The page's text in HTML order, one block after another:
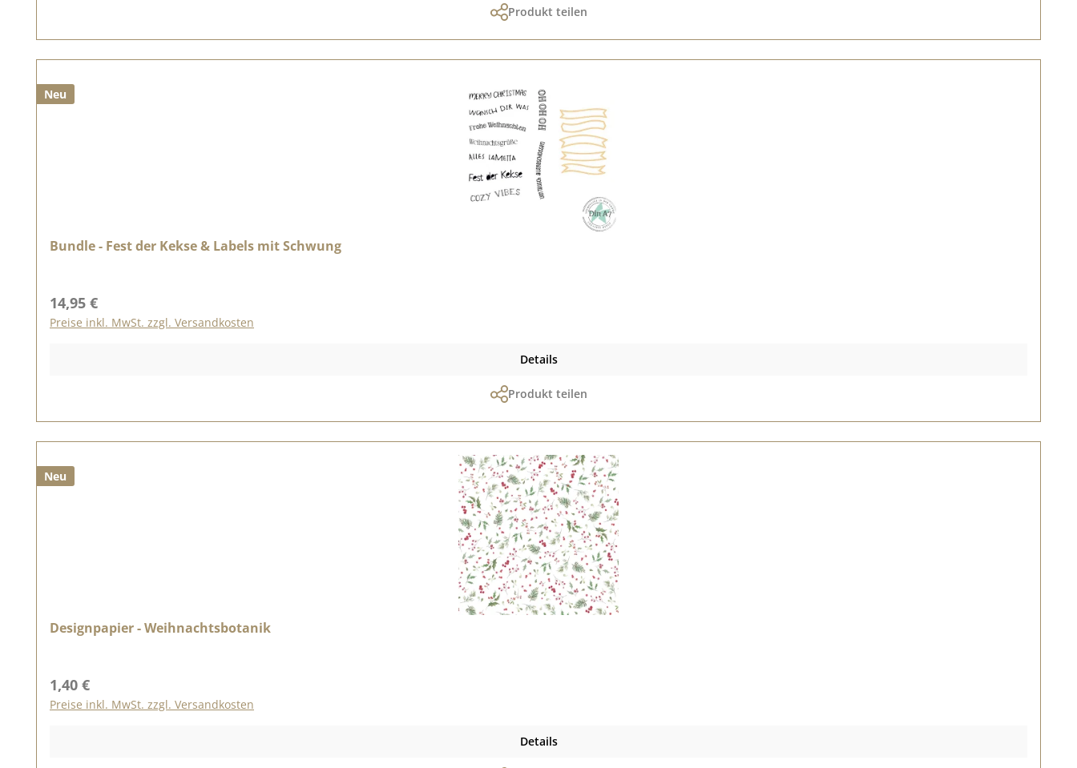
Produkt teilen
Neu
Bundle - Fest der Kekse & Labels mit Schwung
Regulärer Preis:
14,95 €
Preise inkl. MwSt. zzgl. Versandkosten
Details
Produkt teilen
Neu
Designpapier - Weihnachtsbotanik
Regulärer Preis:
1,40 €
Preise inkl. MwSt. zzgl. Versandkosten
Details